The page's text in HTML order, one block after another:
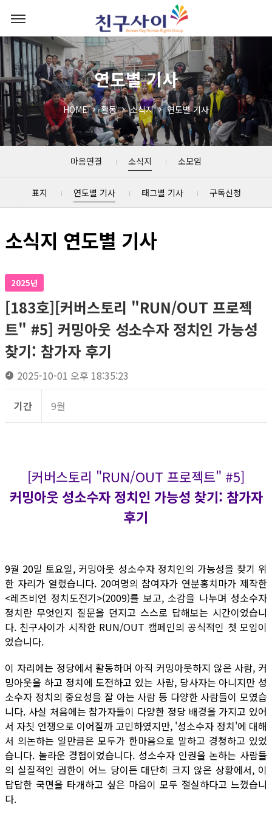
연도별 기사
HOME 활동 소식지 연도별 기사
마음연결 소식지 소모임
표지 연도별 기사 태그별 기사 구독신청
소식지 연도별 기사
2025년
[183호][커버스토리 "RUN/OUT 프로젝
트" #5] 커밍아웃 성소수자 정치인 가능성
찾기: 참가자 후기
2025-10-01 오후 18:35:23
기간 9월
[커버스토리 "RUN/OUT 프로젝트" #5]
커밍아웃 성소수자 정치인 가능성 찾기: 참가자
후기
9월 20일 토요일, 커밍아웃 성소수자 정치인의 가능성을 찾기 위
한 자리가 열렸습니다. 20여명의 참여자가 연분홍치마가 제작한
<레즈비언 정치도전기>(2009)를 보고, 소감을 나누며 성소수자
정치란 무엇인지 질문을 던지고 스스로 답해보는 시간이었습니
다. 친구사이가 시작한 RUN/OUT 캠페인의 공식적인 첫 모임이
었습니다.
이 자리에는 정당에서 활동하며 아직 커밍아웃하지 않은 사람, 커
밍아웃을 하고 정치에 도전하고 있는 사람, 당사자는 아니지만 성
소수자 정치의 중요성을 잘 아는 사람 등 다양한 사람들이 모였습
니다. 사실 처음에는 참가자들이 다양한 정당 배경을 가지고 있어
서 자칫 언쟁으로 이어질까 고민하였지만, '성소수자 정치'에 대해
서 의논하는 일만큼은 모두가 한마음으로 말하고 경청하고 있었
습니다. 놀라운 경험이었습니다. 성소수자 인권을 논하는 사람들
의 실질적인 권한이 어느 당이든 대단히 크지 않은 상황에서, 이
답답한 국면을 타개하고 싶은 마음이 모두 절실하다고 느꼈습니
다.